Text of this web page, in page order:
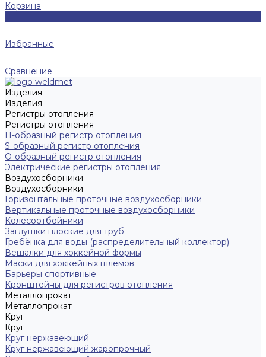
Корзина
Избранные
Сравнение
Изделия
Изделия
Регистры отопления
Регистры отопления
П-образный регистр отопления
S-образный регистр отопления
O-образный регистр отопления
Электрические регистры отопления
Воздухосборники
Воздухосборники
Горизонтальные проточные воздухосборники
Вертикальные проточные воздухосборники
Колесоотбойники
Заглушки плоские для труб
Гребёнка для воды (распределительный коллектор)
Вешалки для хоккейной формы
Маски для хоккейных шлемов
Барьеры спортивные
Кронштейны для регистров отопления
Металлопрокат
Металлопрокат
Круг
Круг
Круг нержавеющий
Круг нержавеющий жаропрочный